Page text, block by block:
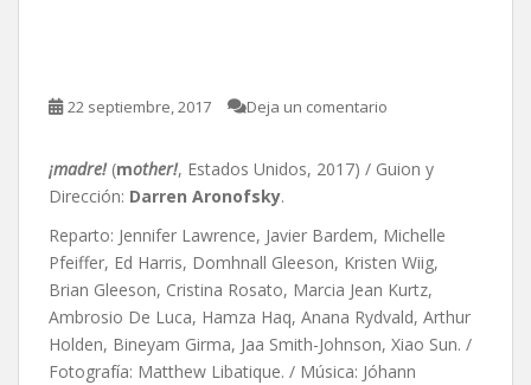
22 septiembre, 2017 Deja un comentario
¡madre! (mother!, Estados Unidos, 2017) / Guion y
Dirección: Darren Aronofsky.
Reparto: Jennifer Lawrence, Javier Bardem, Michelle
Pfeiffer, Ed Harris, Domhnall Gleeson, Kristen Wiig,
Brian Gleeson, Cristina Rosato, Marcia Jean Kurtz,
Ambrosio De Luca, Hamza Haq, Anana Rydvald, Arthur
Holden, Bineyam Girma, Jaa Smith-Johnson, Xiao Sun. /
Fotografía: Matthew Libatique. / Música: Jóhann